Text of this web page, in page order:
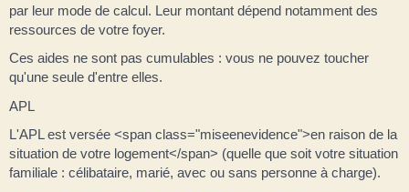
par leur mode de calcul. Leur montant dépend notamment des
ressources de votre foyer.
Ces aides ne sont pas cumulables : vous ne pouvez toucher
qu'une seule d'entre elles.
APL
L'APL est versée <span class="miseenevidence">en raison de la
situation de votre logement</span> (quelle que soit votre situation
familiale : célibataire, marié, avec ou sans personne à charge).